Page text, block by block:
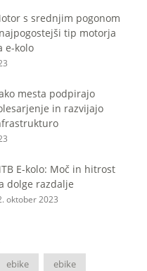
s srednjim pogonom
tip motorja
e-kolo
mesta podpirajo
in razvijajo
E-kolo: Moč in hitrost
dolge razdalje
oktober 2023
ebike ebike